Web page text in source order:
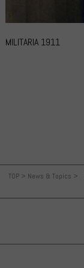
TOP > News & Topics >
MILITARIA 1911